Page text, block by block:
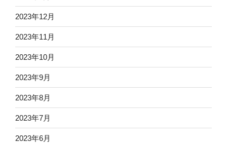
2023年12月
2023年11月
2023年10月
2023年9月
2023年8月
2023年7月
2023年6月